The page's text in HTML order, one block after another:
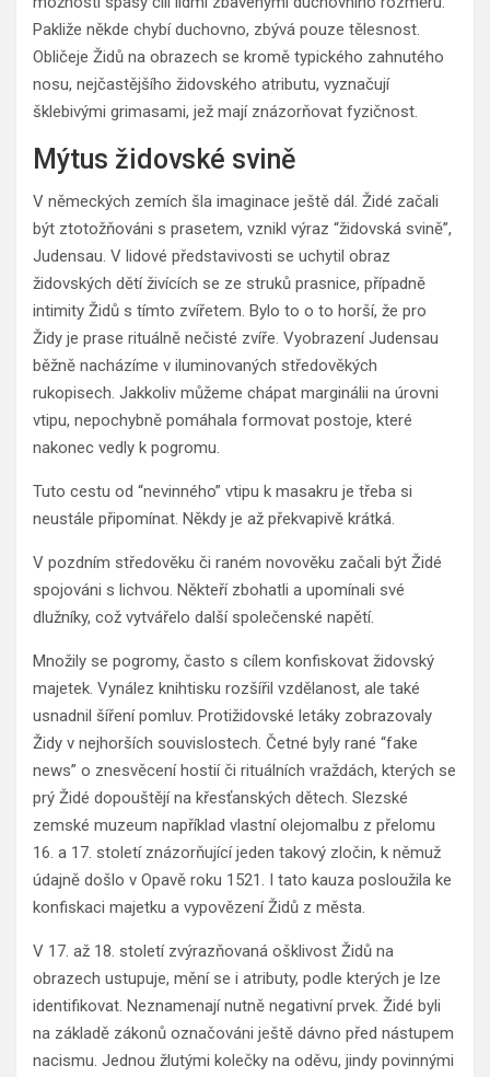
Pakliže někde chybí duchovno, zbývá pouze tělesnost.
Obličeje Židů na obrazech se kromě typického zahnutého
nosu, nejčastějšího židovského atributu, vyznačují
šklebivými grimasami, jež mají znázorňovat fyzičnost.
Mýtus židovské svině
V německých zemích šla imaginace ještě dál. Židé začali
být ztotožňováni s prasetem, vznikl výraz “židovská svině”,
Judensau. V lidové představivosti se uchytil obraz
židovských dětí živících se ze struků prasnice, případně
intimity Židů s tímto zvířetem. Bylo to o to horší, že pro
Židy je prase rituálně nečisté zvíře. Vyobrazení Judensau
běžně nacházíme v iluminovaných středověkých
rukopisech. Jakkoliv můžeme chápat marginálii na úrovni
vtipu, nepochybně pomáhala formovat postoje, které
nakonec vedly k pogromu.
Tuto cestu od “nevinného” vtipu k masakru je třeba si
neustále připomínat. Někdy je až překvapivě krátká.
V pozdním středověku či raném novověku začali být Židé
spojováni s lichvou. Někteří zbohatli a upomínali své
dlužníky, což vytvářelo další společenské napětí.
Množily se pogromy, často s cílem konfiskovat židovský
majetek. Vynález knihtisku rozšířil vzdělanost, ale také
usnadnil šíření pomluv. Protižidovské letáky zobrazovaly
Židy v nejhorších souvislostech. Četné byly rané “fake
news” o znesvěcení hostií či rituálních vraždách, kterých se
prý Židé dopouštějí na křesťanských dětech. Slezské
zemské muzeum například vlastní olejomalbu z přelomu
16. a 17. století znázorňující jeden takový zločin, k němuž
údajně došlo v Opavě roku 1521. I tato kauza posloužila ke
konfiskaci majetku a vypovězení Židů z města.
V 17. až 18. století zvýrazňovaná ošklivost Židů na
obrazech ustupuje, mění se i atributy, podle kterých je lze
identifikovat. Neznamenají nutně negativní prvek. Židé byli
na základě zákonů označováni ještě dávno před nástupem
nacismu. Jednou žlutými kolečky na oděvu, jindy povinnými